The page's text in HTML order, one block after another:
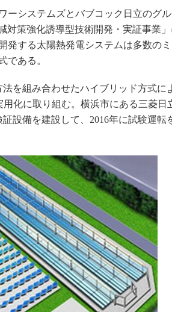
システムズとバブコック日立のグ
対策強化誘導型技術開発・実証事業
発する太陽熱発電システムは多数の
である。
を組み合わせたハイブリッド方式に
用化に取り組む。横浜市にある三菱日
設備を建設して、2016年に試験運転